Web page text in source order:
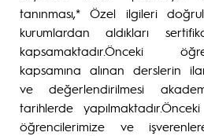
tanınması,* Özel ilgileri
kurumlardan aldıkları
kapsamaktadır.Önceki
kapsamına alınan derslerin
ve değerlendirilmesi
tarihlerde
öğrencilerimize ve